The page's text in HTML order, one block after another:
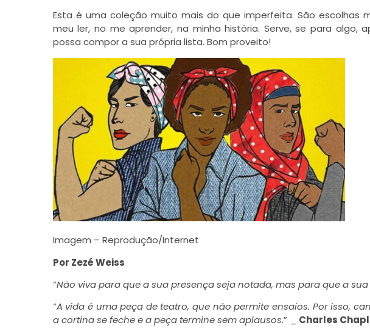
Esta é uma coleção muito mais do que imperfeita. São escolhas
meu ler, no me aprender, na minha história. Serve, se para algo,
possa compor a sua própria lista. Bom proveito!
Imagem – Reprodução/Internet
Por Zezé Weiss
“Não viva para que a sua presença seja notada, mas para que a
“A vida é uma peça de teatro, que não permite ensaios. Por isso,
a cortina se feche e a peça termine sem aplausos.” _ Charles